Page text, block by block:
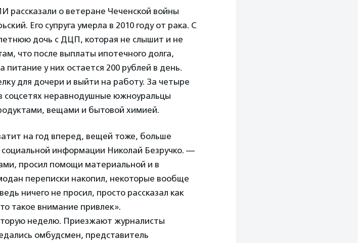
о ветеране Чеченской войны
Его супруга умерла в 2010 году от рака. С
дочь с ДЦП, которая не слышит и не
что после выплаты ипотечного долга,
у них остается 200 рублей в день.
для дочери и выйти на работу. За четыре
соцсетях неравнодушные южноуральцы
вещами и бытовой химией.
на год вперед, вещей тоже, больше
социальной информации Николай Безручко. —
просил помощи материальной и в
переписки накопил, некоторые вообще
ничего не просил, просто рассказал как
такое внимание привлек».
неделю. Приезжают журналисты
омбудсмен, представитель